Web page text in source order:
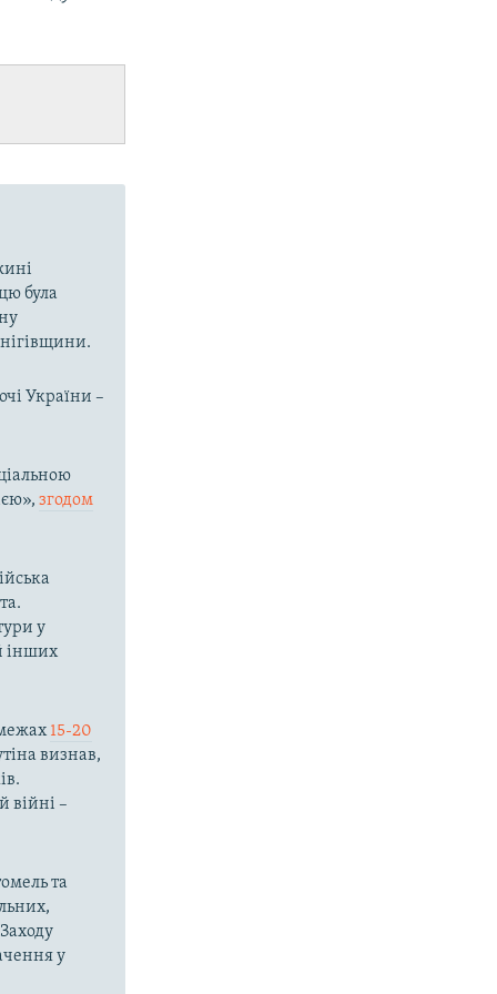
була
України –
згодом
у
інших
15-20
визнав,
війні –
та
у